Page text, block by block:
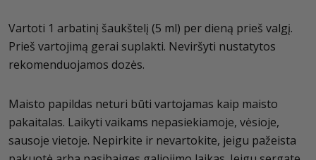
Vartoti 1 arbatinį šaukštelį (5 ml) per dieną prieš valgį.
Prieš vartojimą gerai suplakti. Neviršyti nustatytos
rekomenduojamos dozės.
Maisto papildas neturi būti vartojamas kaip maisto
pakaitalas. Laikyti vaikams nepasiekiamoje, vėsioje,
sausoje vietoje. Nepirkite ir nevartokite, jeigu pažeista